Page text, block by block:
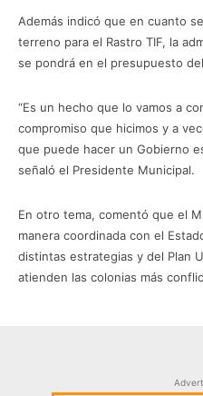
Además indicó que en cuanto
terreno para el Rastro TIF, la
se pondrá en el presupuesto
“Es un hecho que lo vamos a
compromiso que hicimos y a
que puede hacer un Gobierno
señaló el Presidente Municipal.
En otro tema, comentó que el
manera coordinada con el
distintas estrategias y del Plan
atienden las colonias más